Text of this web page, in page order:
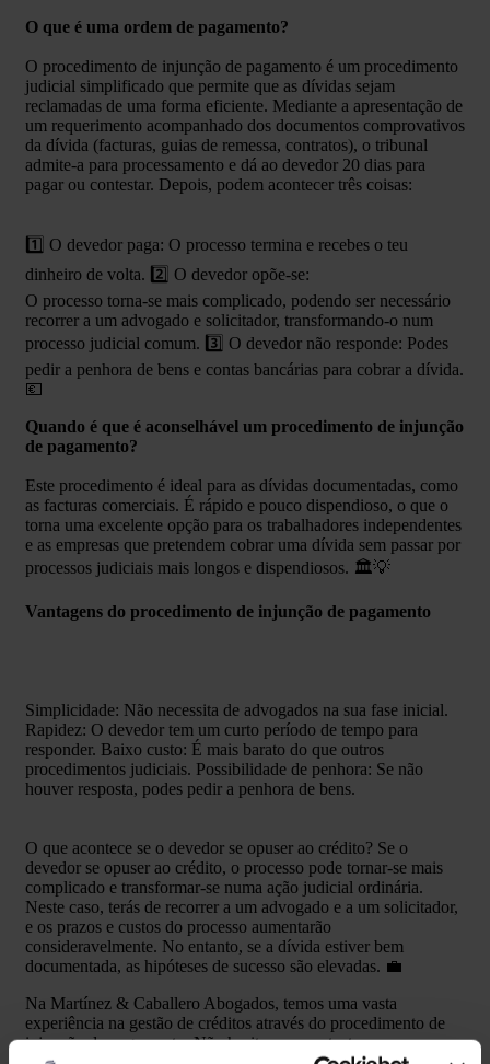
O que é uma ordem de pagamento?
O procedimento de injunção de pagamento é um procedimento
judicial simplificado que permite que as dívidas sejam
reclamadas de uma forma eficiente. Mediante a apresentação de
um requerimento acompanhado dos documentos comprovativos
da dívida (facturas, guias de remessa, contratos), o tribunal
admite-a para processamento e dá ao devedor 20 dias para
pagar ou contestar. Depois, podem acontecer três coisas:
1️⃣ O devedor paga: O processo termina e recebes o teu
dinheiro de volta. 2️⃣ O devedor opõe-se:
O processo torna-se mais complicado, podendo ser necessário
recorrer a um advogado e solicitador, transformando-o num
processo judicial comum. 3️⃣ O devedor não responde: Podes
pedir a penhora de bens e contas bancárias para cobrar a dívida.
💶
Quando é que é aconselhável um procedimento de injunção
de pagamento?
Este procedimento é ideal para as dívidas documentadas, como
as facturas comerciais. É rápido e pouco dispendioso, o que o
torna uma excelente opção para os trabalhadores independentes
e as empresas que pretendem cobrar uma dívida sem passar por
processos judiciais mais longos e dispendiosos. 🏛️💡
Vantagens do procedimento de injunção de pagamento
Simplicidade: Não necessita de advogados na sua fase inicial.
Rapidez: O devedor tem um curto período de tempo para
responder. Baixo custo: É mais barato do que outros
procedimentos judiciais. Possibilidade de penhora: Se não
houver resposta, podes pedir a penhora de bens.
O que acontece se o devedor se opuser ao crédito? Se o
devedor se opuser ao crédito, o processo pode tornar-se mais
complicado e transformar-se numa ação judicial ordinária.
Neste caso, terás de recorrer a um advogado e a um solicitador,
e os prazos e custos do processo aumentarão
consideravelmente. No entanto, se a dívida estiver bem
documentada, as hipóteses de sucesso são elevadas. 💼
Na Martínez & Caballero Abogados, temos uma vasta
experiência na gestão de créditos através do procedimento de
injunção de pagamento. Não hesites em contactar-nos se